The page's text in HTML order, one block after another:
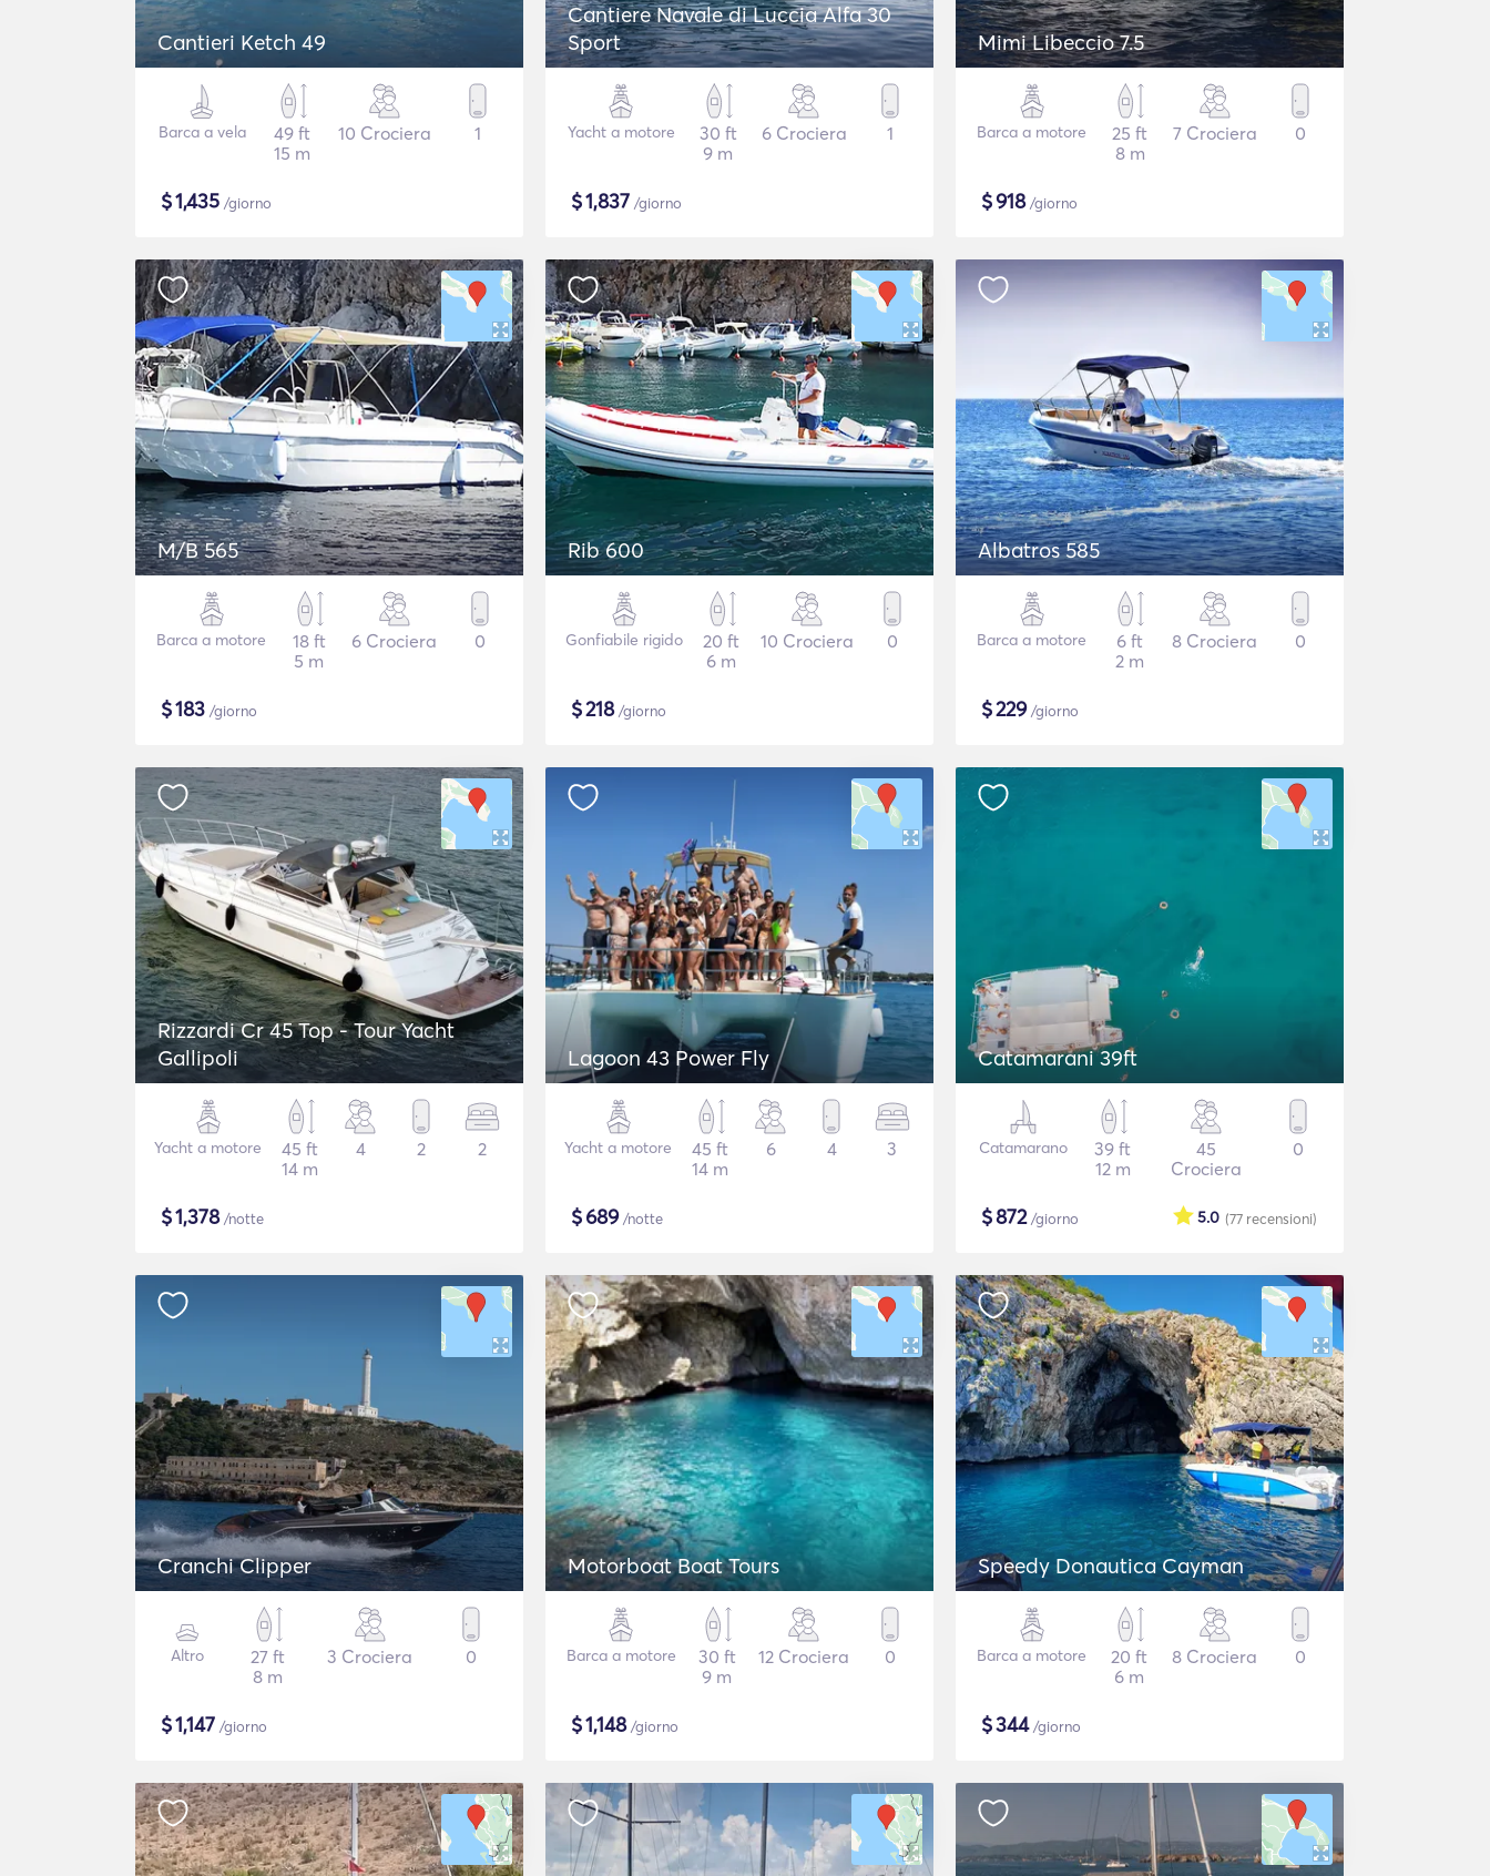
Cantieri Ketch 49
Barca a vela
49 ft
15 m
10 Crociera 1
$1,435 /giorno
Cantiere Navale di Luccia Alfa 30
Sport
Yacht a motore
30 ft
9 m
6 Crociera 1
$1,837 /giorno
Mimi Libeccio 7.5
Barca a motore
25 ft
8 m
7 Crociera 0
$918/giorno
M/B 565
Barca a motore
18 ft
5 m
6 Crociera 0
$183 /giorno
Rib 600
Gonfiabile rigido
20 ft
6 m
10 Crociera 0
$218/giorno
Albatros 585
Barca a motore
6 ft
2 m
8 Crociera 0
$229/giorno
Rizzardi Cr 45 Top - Tour Yacht
Gallipoli
Yacht a motore
45 ft
14 m
4 2 2
$1,378/notte
Lagoon 43 Power Fly
Yacht a motore
45 ft
14 m
6 4 3
$689/notte
Catamarani 39ft
Catamarano
39 ft
12 m
45
Crociera
0
$872/giorno (77 recensioni)
5.0
Cranchi Clipper
Altro
27 ft
8 m
3 Crociera 0
$1,147 /giorno
Motorboat Boat Tours
Barca a motore
30 ft
9 m
12 Crociera 0
$1,148/giorno
Speedy Donautica Cayman
Barca a motore
20 ft
6 m
8 Crociera 0
$344/giorno